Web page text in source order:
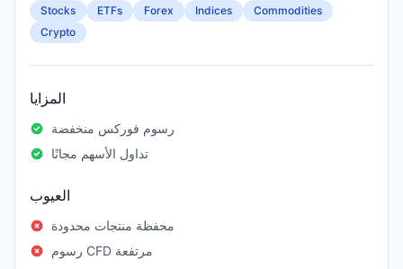
Stocks ETFs Forex Indices
Commodities
Crypto
المزايا
رسوم فوركس منخفضة
تداول الأسهم مجانًا
العيوب
محفظة منتجات محدودة
رسوم CFD مرتفعة